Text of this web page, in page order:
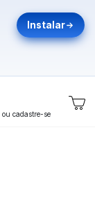
Instalar
ou cadastre-se